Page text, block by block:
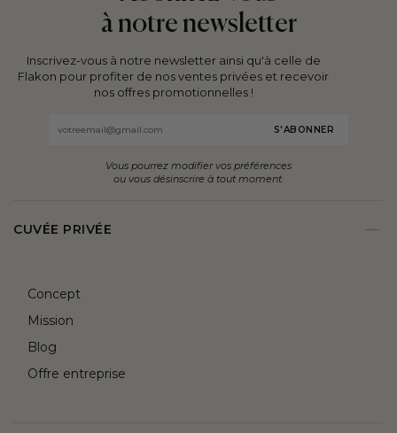
à notre newsletter
Inscrivez-vous à notre newsletter ainsi qu'à celle de
Flakon pour profiter de nos ventes privées et recevoir
nos offres promotionnelles !
Email
Vous pourrez modifier vos préférences
ou vous désinscrire à tout moment.
CUVÉE PRIVÉE
Concept
Mission
Blog
Offre entreprise